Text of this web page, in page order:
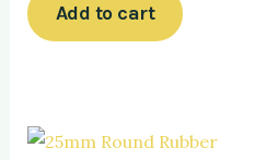
Add to cart